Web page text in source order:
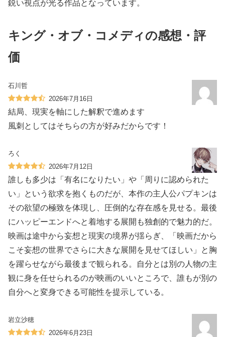
鋭い視点が光る作品となっています。
キング・オブ・コメディの感想・評
価
石川哲
2026年7月16日
結局、現実を軸にした解釈で進めます
風刺としてはそちらの方が好みだからです！
ろく
2026年7月12日
誰しも多少は「有名になりたい」や「周りに認められた
い」という欲求を抱くものだが、本作の主人公パプキンは
その欲望の極致を体現し、圧倒的な存在感を見せる。最後
にハッピーエンドへと着地する展開も独創的で魅力的だ。
映画は途中から妄想と現実の境界が揺らぎ、「映画だから
こそ妄想の世界でさらに大きな展開を見せてほしい」と胸
を躍らせながら最後まで観られる。自分とは別の人物の主
観に身を任せられるのが映画のいいところで、誰もが別の
自分へと変身できる可能性を提示している。
岩立沙穂
2026年6月23日